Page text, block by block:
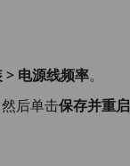
> 电源线频率。
后单击保存并重启